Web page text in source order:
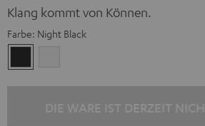
Klang kommt von Können.
Farbe: Night Black
Black